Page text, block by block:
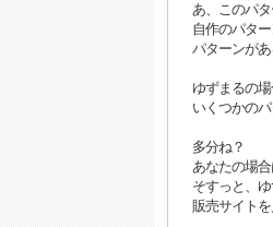
あ、このパタ
自作のパター
パターンがあ
ゆずまるの場
いくつかのパ
多分ね？
あなたの場合
そすっと、ゆ
販売サイトを